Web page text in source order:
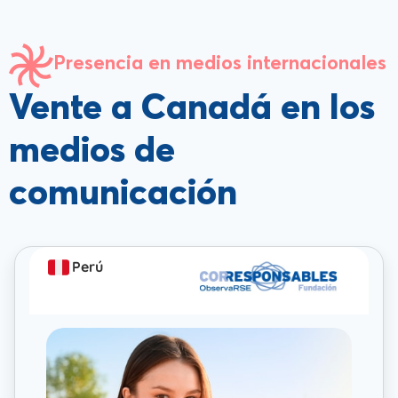
Presencia en medios internacionales
Vente a Canadá en los
medios de
comunicación
Perú